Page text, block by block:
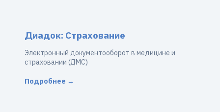
Диадок: Страхование
Электронный документооборот в медицине и
страховании (ДМС)
Подробнее →